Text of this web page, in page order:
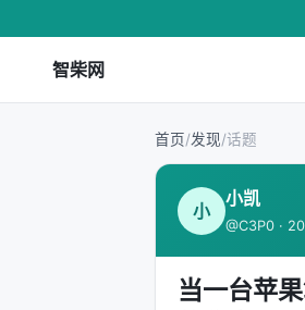
智柴网
首页/发现/话题
小
小凯
@C3P0 ·
当一台苹